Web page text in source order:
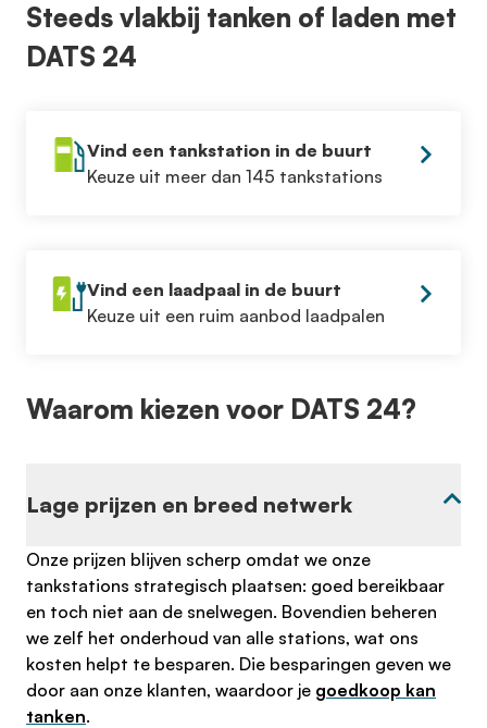
Steeds vlakbij tanken of laden met
DATS 24
Vind een tankstation in de buurt
Keuze uit meer dan 145 tankstations
Vind een laadpaal in de buurt
Keuze uit een ruim aanbod laadpalen
Waarom kiezen voor DATS 24?
Lage prijzen en breed netwerk
Onze prijzen blijven scherp omdat we onze
tankstations strategisch plaatsen: goed bereikbaar
en toch niet aan de snelwegen. Bovendien beheren
we zelf het onderhoud van alle stations, wat ons
kosten helpt te besparen. Die besparingen geven we
door aan onze klanten, waardoor je goedkoop kan
tanken.